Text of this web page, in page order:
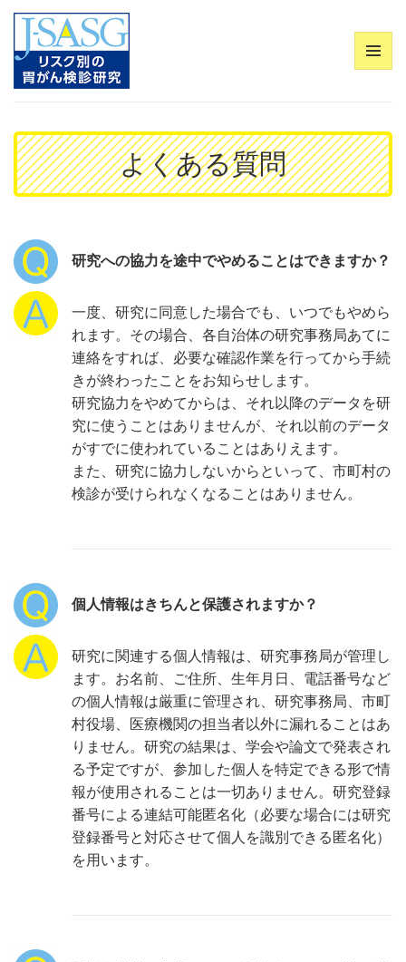
よくある質問
研究への協力を途中でやめることはできますか？
一度、研究に同意した場合でも、いつでもやめら
れます。その場合、各自治体の研究事務局あてに
連絡をすれば、必要な確認作業を行ってから手続
きが終わったことをお知らせします。
研究協力をやめてからは、それ以降のデータを研
究に使うことはありませんが、それ以前のデータ
がすでに使われていることはありえます。
また、研究に協力しないからといって、市町村の
検診が受けられなくなることはありません。
個人情報はきちんと保護されますか？
研究に関連する個人情報は、研究事務局が管理し
ます。お名前、ご住所、生年月日、電話番号など
の個人情報は厳重に管理され、研究事務局、市町
村役場、医療機関の担当者以外に漏れることはあ
りません。研究の結果は、学会や論文で発表され
る予定ですが、参加した個人を特定できる形で情
報が使用されることは一切ありません。研究登録
番号による連結可能匿名化（必要な場合には研究
登録番号と対応させて個人を識別できる匿名化）
を用います。